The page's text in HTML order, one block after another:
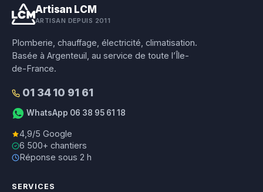
Artisan LCM
ARTISAN DEPUIS 2011
Plomberie, chauffage, électricité, climatisation.
Basée à Argenteuil, au service de toute l’Île-
de-France.
01 34 10 91 61
WhatsApp 06 38 95 61 18
4,9/5 Google
6 500+ chantiers
Réponse sous 2 h
SERVICES